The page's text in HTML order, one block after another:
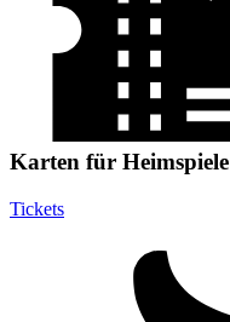
Karten für Heimspiele
Tickets